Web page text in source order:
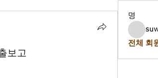
보고
명
전체 회